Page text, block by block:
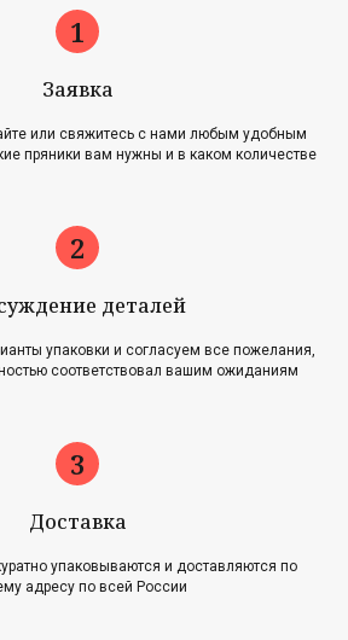
Заявка
или свяжитесь с нами любым удобным
пряники вам нужны и в каком количестве
деталей
упаковки и согласуем все пожелания,
соответствовал вашим ожиданиям
Доставка
упаковываются и доставляются по
адресу по всей России
Новости